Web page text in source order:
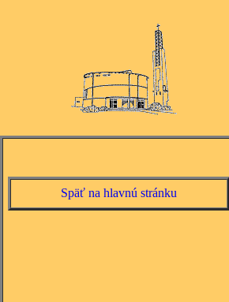
Späť na hlavnú stránku